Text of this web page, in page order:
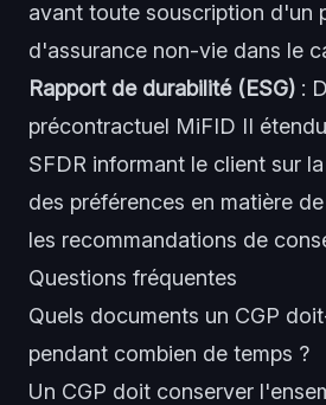
avant toute souscription d'un
d'assurance non-vie dans le
Rapport de durabilité (ESG) :
précontractuel MiFID II
SFDR informant le client sur
des préférences en matière
les recommandations de
Questions fréquentes
Quels documents un CGP
pendant combien de temps ?
Un CGP doit conserver